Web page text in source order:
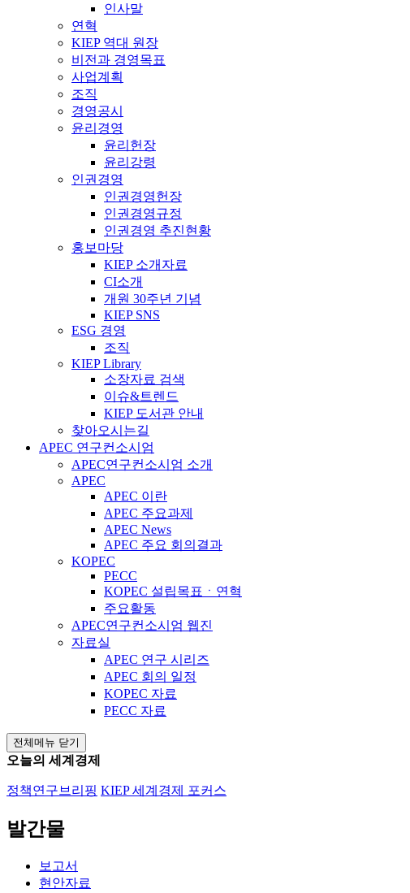
인사말
연혁
KIEP 역대 원장
비전과 경영목표
사업계획
조직
경영공시
윤리경영
윤리헌장
윤리강령
인권경영
인권경영헌장
인권경영규정
인권경영 추진현황
홍보마당
KIEP 소개자료
CI소개
개원 30주년 기념
KIEP SNS
ESG 경영
조직
KIEP Library
소장자료 검색
이슈&트렌드
KIEP 도서관 안내
찾아오시는길
APEC 연구컨소시엄
APEC연구컨소시엄 소개
APEC
APEC 이란
APEC 주요과제
APEC News
APEC 주요 회의결과
KOPEC
PECC
KOPEC 설립목표ㆍ연혁
주요활동
APEC연구컨소시엄 웹진
자료실
APEC 연구 시리즈
APEC 회의 일정
KOPEC 자료
PECC 자료
전체메뉴 닫기
오늘의 세계경제
정책연구브리핑 KIEP 세계경제 포커스
발간물
보고서
현안자료